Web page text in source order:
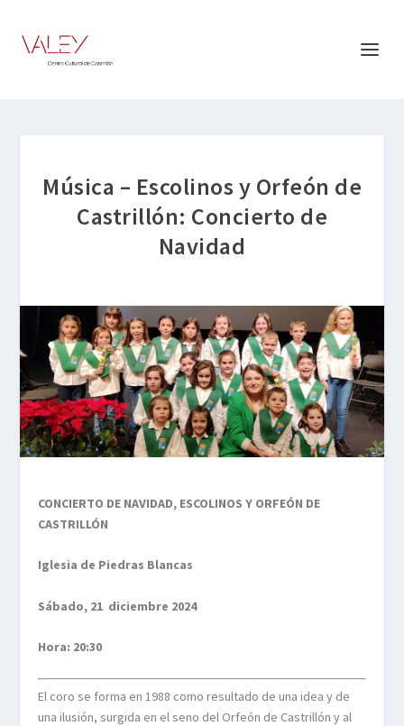
Música – Escolinos y Orfeón de
Castrillón: Concierto de
Navidad
CONCIERTO DE NAVIDAD, ESCOLINOS Y ORFEÓN DE
CASTRILLÓN
Iglesia de Piedras Blancas
Sábado, 21 diciembre 2024
Hora: 20:30
El coro se forma en 1988 como resultado de una idea y de
una ilusión, surgida en el seno del Orfeón de Castrillón y al